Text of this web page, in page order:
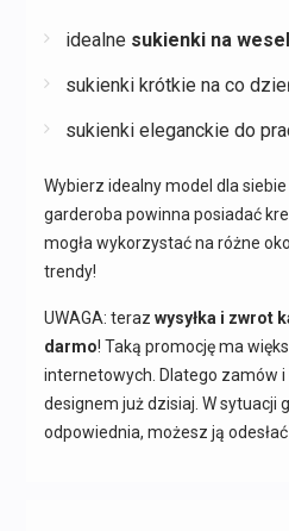
idealne sukienki na
sukienki krótkie na co
sukienki eleganckie do
Wybierz idealny model dla
garderoba powinna posiadać
mogła wykorzystać na różne
trendy!
UWAGA: teraz wysyłka i zwrot
darmo! Taką promocję ma
internetowych. Dlatego zamów
designem już dzisiaj. W sytuacji
odpowiednia, możesz ją